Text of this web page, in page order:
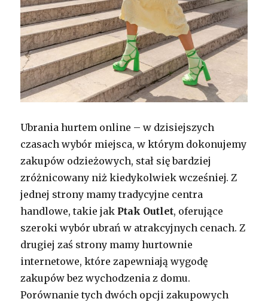
Ubrania hurtem online – w dzisiejszych
czasach wybór miejsca, w którym dokonujemy
zakupów odzieżowych, stał się bardziej
zróżnicowany niż kiedykolwiek wcześniej. Z
jednej strony mamy tradycyjne centra
handlowe, takie jak Ptak Outlet, oferujące
szeroki wybór ubrań w atrakcyjnych cenach. Z
drugiej zaś strony mamy hurtownie
internetowe, które zapewniają wygodę
zakupów bez wychodzenia z domu.
Porównanie tych dwóch opcji zakupowych